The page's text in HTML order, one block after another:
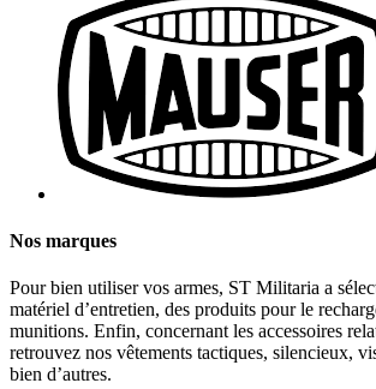
Nos marques
Pour bien utiliser vos armes, ST Militaria a
matériel d’entretien, des produits pour le
munitions. Enfin, concernant les accessoires
retrouvez nos vêtements tactiques, silencieux,
bien d’autres.